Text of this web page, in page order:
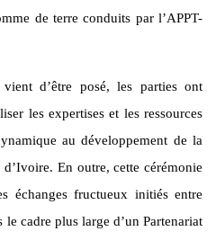
de terre conduits par l’APPT-
d’être posé, les parties ont
les expertises et les ressources
au développement de la
En outre, cette cérémonie
échanges fructueux initiés entre
cadre plus large d’un Partenariat